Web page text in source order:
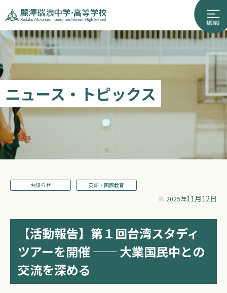
ニュース・トピックス
お知らせ 英語・国際教育
2025年11月12日
【活動報告】第１回台湾スタディ
ツアーを開催 ── 大業国民中との
交流を深める